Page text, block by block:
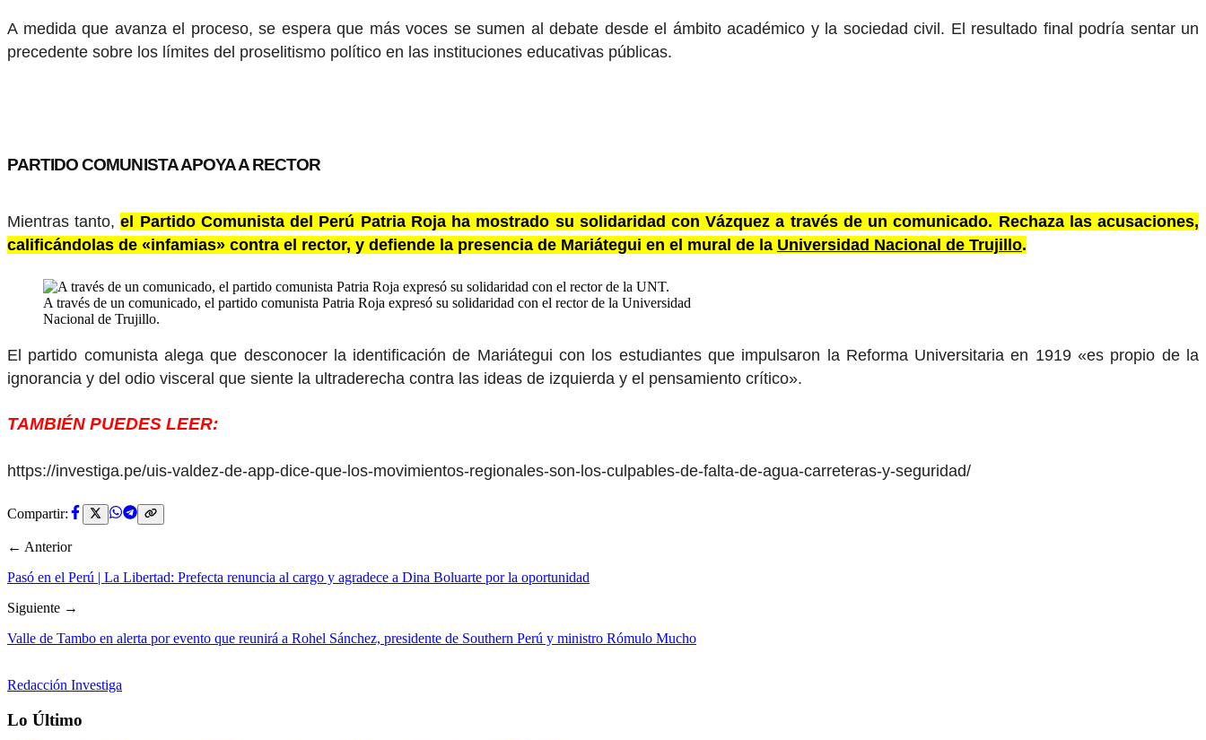
A medida que avanza el proceso, se espera que más voces se sumen al debate desde el ámbito académico y la sociedad civil. El resultado final podría sentar un
precedente sobre los límites del proselitismo político en las instituciones educativas públicas.
PARTIDO COMUNISTA APOYA A RECTOR
Mientras tanto,el Partido Comunista del Perú Patria Roja ha mostrado su solidaridad con Vázquez a través de un comunicado. Rechaza las acusaciones,
calificándolas de «infamias» contra el rector, y defiende la presencia de Mariátegui en el mural de la Universidad Nacional de Trujillo.
A través de un comunicado, el partido comunista Patria Roja expresó su solidaridad con el rector de la Universidad
Nacional de Trujillo.
El partido comunista alega que desconocer la identificación de Mariátegui con los estudiantes que impulsaron la Reforma Universitaria en 1919 «es propio de la
ignorancia y del odio visceral que siente la ultraderecha contra las ideas de izquierda y el pensamiento crítico».
TAMBIÉN PUEDES LEER:
https://investiga.pe/uis-valdez-de-app-dice-que-los-movimientos-regionales-son-los-culpables-de-falta-de-agua-carreteras-y-seguridad/
Compartir:
← Anterior
Pasó en el Perú | La Libertad: Prefecta renuncia al cargo y agradece a Dina Boluarte por la oportunidad
Siguiente →
Valle de Tambo en alerta por evento que reunirá a Rohel Sánchez, presidente de Southern Perú y ministro Rómulo Mucho
Redacción Investiga
Lo Último